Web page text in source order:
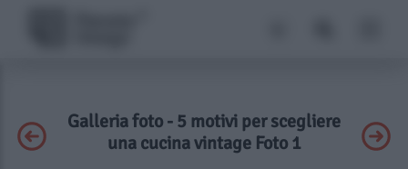
Galleria foto - 5 motivi per scegliere
una cucina vintage Foto 1